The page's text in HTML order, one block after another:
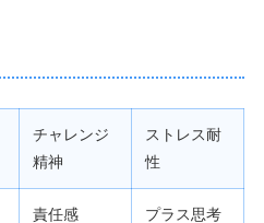
チャレンジ
精神
ストレス耐
性
責任感 プラス思考